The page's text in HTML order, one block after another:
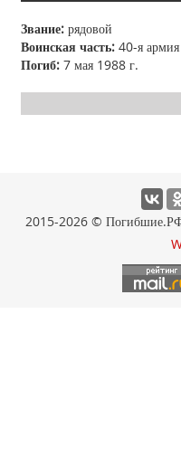
Звание: рядовой
Воинская часть: 40-я
Погиб: 7 мая 1988 г.
2015-2026 © Погибшие.РФ